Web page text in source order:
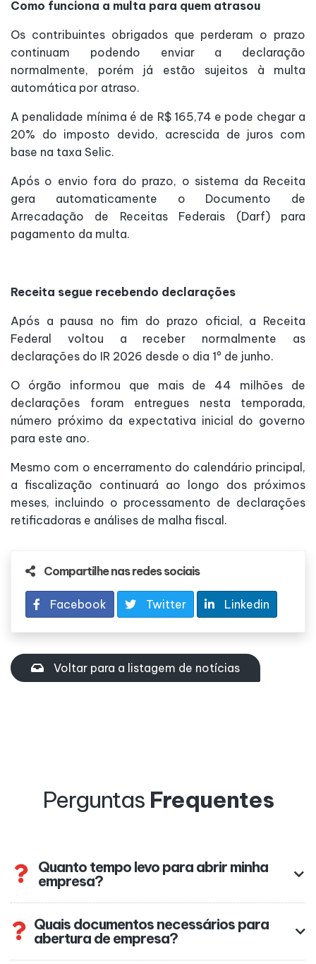
Como funciona a multa para quem atrasou
Os contribuintes obrigados que perderam o prazo
continuam podendo enviar a declaração
normalmente, porém já estão sujeitos à multa
automática por atraso.
A penalidade mínima é de R$ 165,74 e pode chegar a
20% do imposto devido, acrescida de juros com
base na taxa Selic.
Após o envio fora do prazo, o sistema da Receita
gera automaticamente o Documento de
Arrecadação de Receitas Federais (Darf) para
pagamento da multa.
Receita segue recebendo declarações
Após a pausa no fim do prazo oficial, a Receita
Federal voltou a receber normalmente as
declarações do IR 2026 desde o dia 1º de junho.
O órgão informou que mais de 44 milhões de
declarações foram entregues nesta temporada,
número próximo da expectativa inicial do governo
para este ano.
Mesmo com o encerramento do calendário principal,
a fiscalização continuará ao longo dos próximos
meses, incluindo o processamento de declarações
retificadoras e análises de malha fiscal.
Compartilhe nas redes sociais
Facebook Twitter Linkedin
Voltar para a listagem de notícias
Perguntas Frequentes
Quanto tempo levo para abrir minha
empresa?
Quais documentos necessários para
abertura de empresa?